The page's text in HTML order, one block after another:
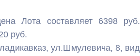
Лота составляет 6398 руб.
руб.
ул.Шмулевича, 8, вид